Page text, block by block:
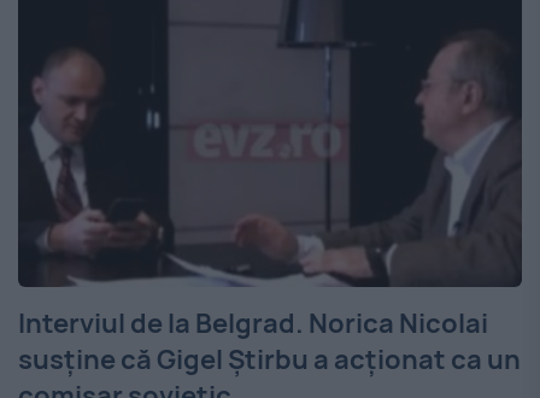
Interviul de la Belgrad. Norica Nicolai
susţine că Gigel Ştirbu a acţionat ca un